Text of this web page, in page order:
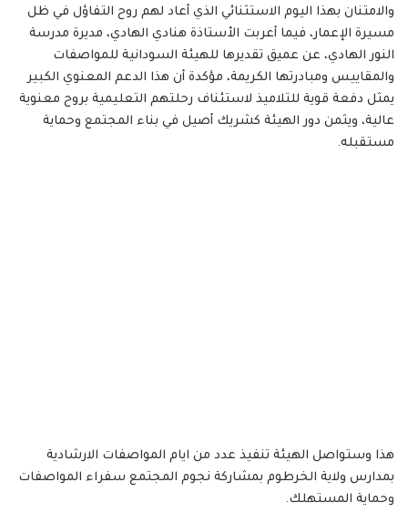
والامتنان بهذا اليوم الاستثنائي الذي أعاد لهم روح التفاؤل في ظل
مسيرة الإعمار، فيما أعربت الأستاذة هنادي الهادي، مديرة مدرسة
النور الهادي، عن عميق تقديرها للهيئة السودانية للمواصفات
والمقاييس ومبادرتها الكريمة، مؤكدة أن هذا الدعم المعنوي الكبير
يمثل دفعة قوية للتلاميذ لاستئناف رحلتهم التعليمية بروح معنوية
عالية، ويثمن دور الهيئة كشريك أصيل في بناء المجتمع وحماية
مستقبله.
هذا وستواصل الهيئة تنفيذ عدد من ايام المواصفات الارشادية
بمدارس ولاية الخرطوم بمشاركة نجوم المجتمع سفراء المواصفات
وحماية المستهلك.